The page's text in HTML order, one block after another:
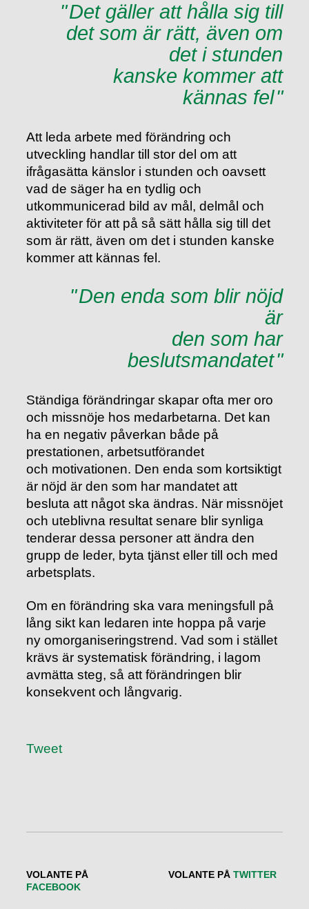
Det gäller att hålla sig till
det som är rätt, även om
det i stunden
kanske kommer att
kännas fel
Att leda arbete med förändring och
utveckling handlar till stor del om att
ifrågasätta känslor i stunden och oavsett
vad de säger ha en tydlig och
utkommunicerad bild av mål, delmål och
aktiviteter för att på så sätt hålla sig till det
som är rätt, även om det i stunden kanske
kommer att kännas fel.
Den enda som blir nöjd
är
den som har
beslutsmandatet
Ständiga förändringar skapar ofta mer oro
och missnöje hos medarbetarna. Det kan
ha en negativ påverkan både på
prestationen, arbetsutförandet
och motivationen. Den enda som kortsiktigt
är nöjd är den som har mandatet att
besluta att något ska ändras. När missnöjet
och uteblivna resultat senare blir synliga
tenderar dessa personer att ändra den
grupp de leder, byta tjänst eller till och med
arbetsplats.
Om en förändring ska vara meningsfull på
lång sikt kan ledaren inte hoppa på varje
ny omorganiseringstrend. Vad som i stället
krävs är systematisk förändring, i lagom
avmätta steg, så att förändringen blir
konsekvent och långvarig.
Tweet
VOLANTE PÅ
FACEBOOK
VOLANTE PÅ TWITTER